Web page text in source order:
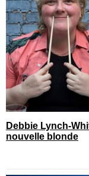
Debbie Lynch-
nouvelle blonde